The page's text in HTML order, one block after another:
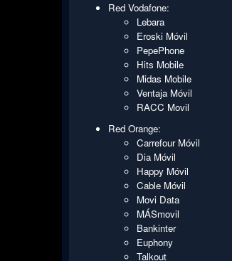
Red Vodafone:
Lebara
Eroski Móvil
PepePhone
Hits Mobile
Midas Mobile
Ventaja Móvil
RACC Movil
Red Orange:
Carrefour Móvil
Dia Móvil
Happy Móvil
Cable Móvil
Movi Data
MÁSmovil
Bankinter
Euphony
Talkout